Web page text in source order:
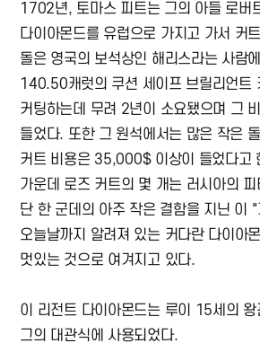
1702년, 토마스 피트는 그의 아들 로버
다이아몬드를 유럽으로 가지고 가서 커
돌은 영국의 보석상인 해리스라는 사람
140.50캐럿의 쿠션 세이프 브릴리언트
커팅하는데 무려 2년이 소요됐으며 그
들었다. 또한 그 원석에서는 많은 작은
커트 비용은 35,000$ 이상이 들었다고
가운데 로즈 커트의 몇 개는 러시아의
단 한 군데의 아주 작은 결함을 지닌 이
오늘날까지 알려져 있는 커다란 다이아
멋있는 것으로 여겨지고 있다.
이 리전트 다이아몬드는 루이 15세의
그의 대관식에 사용되었다.